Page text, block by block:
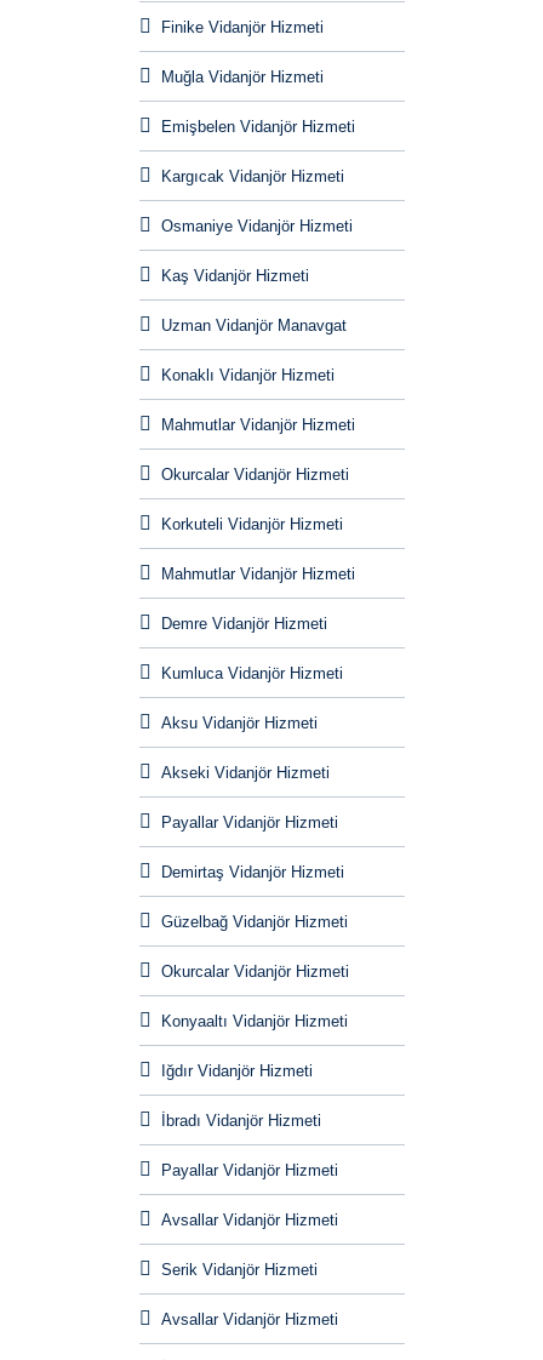
Finike Vidanjör Hizmeti
Muğla Vidanjör Hizmeti
Emişbelen Vidanjör Hizmeti
Kargıcak Vidanjör Hizmeti
Osmaniye Vidanjör Hizmeti
Kaş Vidanjör Hizmeti
Uzman Vidanjör Manavgat
Konaklı Vidanjör Hizmeti
Mahmutlar Vidanjör Hizmeti
Okurcalar Vidanjör Hizmeti
Korkuteli Vidanjör Hizmeti
Mahmutlar Vidanjör Hizmeti
Demre Vidanjör Hizmeti
Kumluca Vidanjör Hizmeti
Aksu Vidanjör Hizmeti
Akseki Vidanjör Hizmeti
Payallar Vidanjör Hizmeti
Demirtaş Vidanjör Hizmeti
Güzelbağ Vidanjör Hizmeti
Okurcalar Vidanjör Hizmeti
Konyaaltı Vidanjör Hizmeti
Iğdır Vidanjör Hizmeti
İbradı Vidanjör Hizmeti
Payallar Vidanjör Hizmeti
Avsallar Vidanjör Hizmeti
Serik Vidanjör Hizmeti
Avsallar Vidanjör Hizmeti